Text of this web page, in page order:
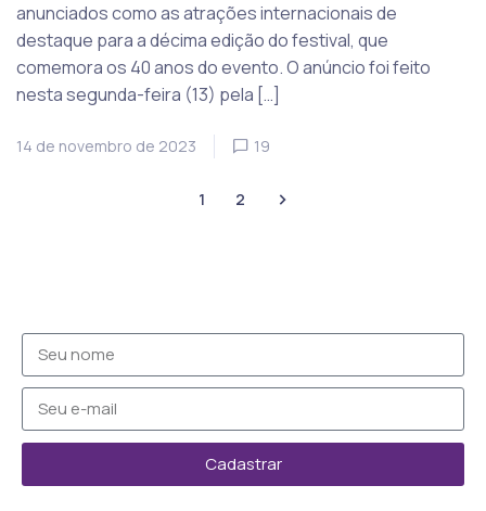
anunciados como as atrações internacionais de
destaque para a décima edição do festival, que
comemora os 40 anos do evento. O anúncio foi feito
nesta segunda-feira (13) pela […]
14 de novembro de 2023 19
1 2
Cadastrar